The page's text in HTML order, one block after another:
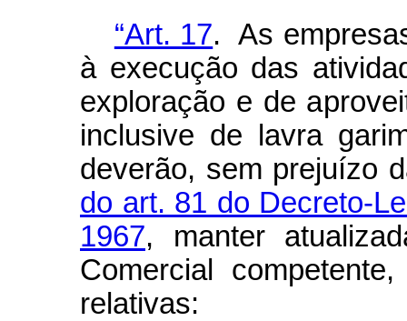
“Art. 17. As
à execução das
exploração e de
inclusive de lavra
deverão, sem prejuízo
do art. 81 do Decreto-
1967, manter
Comercial
relativas: